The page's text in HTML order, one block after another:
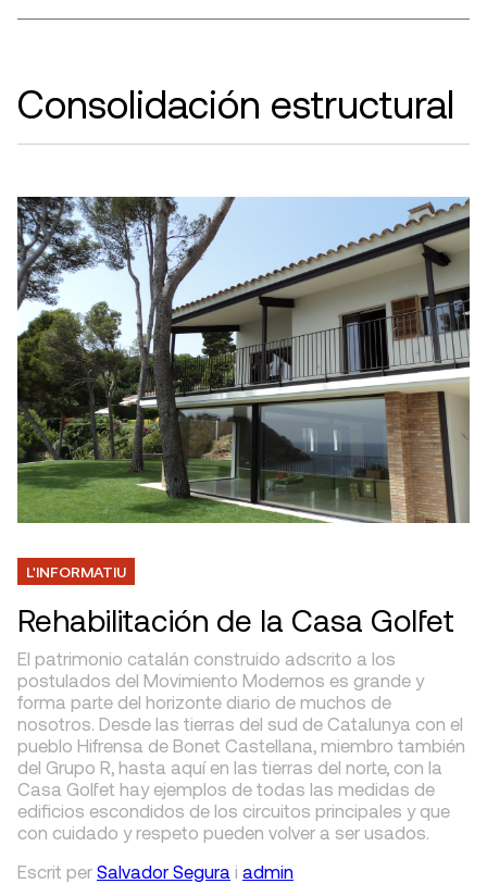
Consolidación estructural
L'INFORMATIU
Rehabilitación de la Casa Golfet
El patrimonio catalán construido adscrito a los
postulados del Movimiento Modernos es grande y
forma parte del horizonte diario de muchos de
nosotros. Desde las tierras del sud de Catalunya con el
pueblo Hifrensa de Bonet Castellana, miembro también
del Grupo R, hasta aquí en las tierras del norte, con la
Casa Golfet hay ejemplos de todas las medidas de
edificios escondidos de los circuitos principales y que
con cuidado y respeto pueden volver a ser usados.
Escrit per Salvador Segura i admin